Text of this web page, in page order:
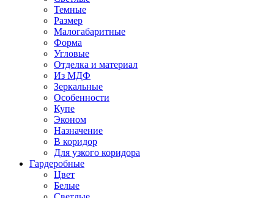
Темные
Размер
Малогабаритные
Форма
Угловые
Отделка и материал
Из МДФ
Зеркальные
Особенности
Купе
Эконом
Назначение
В коридор
Для узкого коридора
Гардеробные
Цвет
Белые